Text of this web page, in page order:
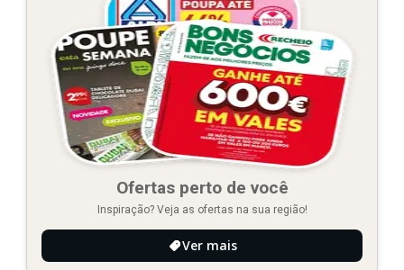
Ofertas perto de você
Inspiração? Veja as ofertas na sua região!
Ver mais